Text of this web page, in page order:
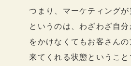
つまり、マーケティング
というのは、わざわざ自分
をかけなくてもお客さんの
来てくれる状態というこ